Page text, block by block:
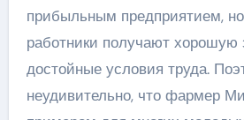
прибыльным предприятием,
работники получают хорошую
достойные условия труда.
неудивительно, что фармер